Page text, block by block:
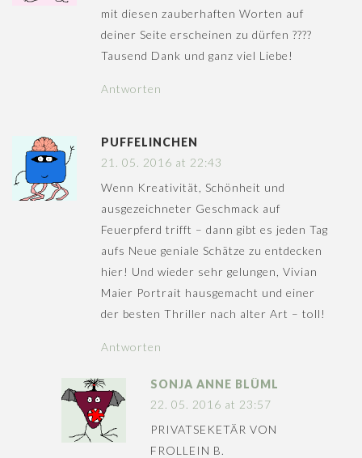
mit diesen zauberhaften Worten auf
deiner Seite erscheinen zu dürfen ????
Tausend Dank und ganz viel Liebe!
Antworten
PUFFELINCHEN
21. 05. 2016 at 22:43
Wenn Kreativität, Schönheit und
ausgezeichneter Geschmack auf
Feuerpferd trifft – dann gibt es jeden Tag
aufs Neue geniale Schätze zu entdecken
hier! Und wieder sehr gelungen, Vivian
Maier Portrait hausgemacht und einer
der besten Thriller nach alter Art – toll!
Antworten
SONJA ANNE BLÜML
22. 05. 2016 at 23:57
PRIVATSEKETÄR VON
FROLLEIN B.